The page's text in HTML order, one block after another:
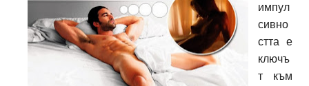
импул
сивно
стта е
ключъ
т към